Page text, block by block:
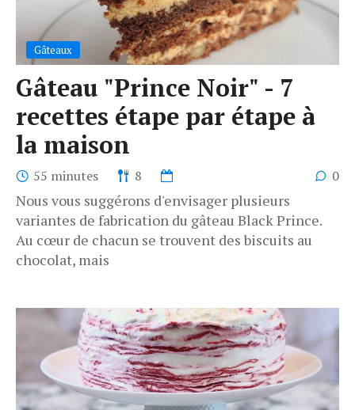
Gâteaux
Gâteau "Prince Noir" - 7
recettes étape par étape à
la maison
55 minutes 8 0
Nous vous suggérons d'envisager plusieurs
variantes de fabrication du gâteau Black Prince.
Au cœur de chacun se trouvent des biscuits au
chocolat, mais